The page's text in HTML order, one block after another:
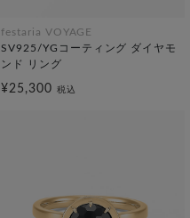
festaria VOYAGE
SV925/YGコーティング ダイヤモ
ンド リング
¥25,300 税込